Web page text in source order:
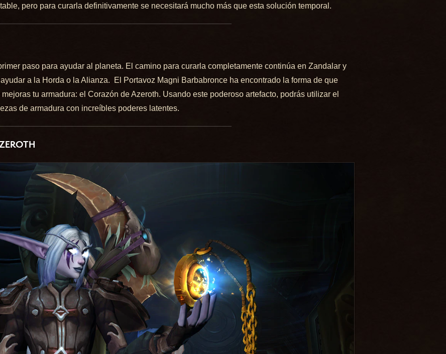
pero para curarla definitivamente se necesitará mucho más que esta solución temporal.
paso para ayudar al planeta. El camino para curarla completamente continúa en Zandalar y
a la Horda o la Alianza. El Portavoz Magni Barbabronce ha encontrado la forma de que
tu armadura: el Corazón de Azeroth. Usando este poderoso artefacto, podrás utilizar el
de armadura con increíbles poderes latentes.